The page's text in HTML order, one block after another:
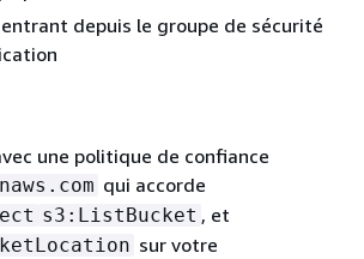
entrant depuis le groupe de sécurité
une politique de confiance
qui accorde
s3:ListBucket , et
sur votre